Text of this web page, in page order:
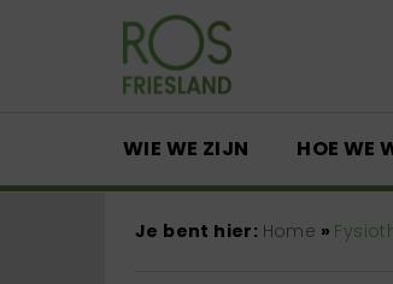
WIE WE ZIJN HOE WE
Je bent hier: Home »